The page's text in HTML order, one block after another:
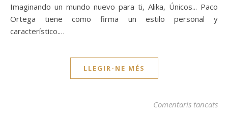
Imaginando un mundo nuevo para ti, Alika, Únicos... Paco
Ortega tiene como firma un estilo personal y
característico.…
LLEGIR-NE MÉS
Comentaris tancatsa